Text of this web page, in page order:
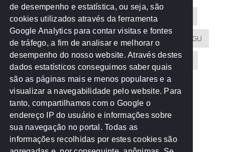
Acontece na Rede AGU AMM
Atricon Audicom CAU-MT CGU
CREA-MT Eventos MPC-MT MPE-MT
MPF Notícias PF PGE-MT PGR
Receita Federal Sem categoria
TCE-MT TCU TRE
de desempenho e estatística, ou seja, são
cookies utilizados através da ferramenta
Google Analytics para contar visitas e fontes
de tráfego, a fim de analisar e melhorar o
desempenho do nosso website. Através destes
dados estatísticos conseguimos saber quais
são as páginas mais e menos populares e a
visualizar a navegabilidade pelo website. Para
tanto, compartilhamos com o Google o
endereço IP do usuário e informações sobre
sua navegação no portal. Todas as
informações recolhidas por estes cookies são